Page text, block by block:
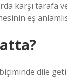
karşı tarafa
eş
dile